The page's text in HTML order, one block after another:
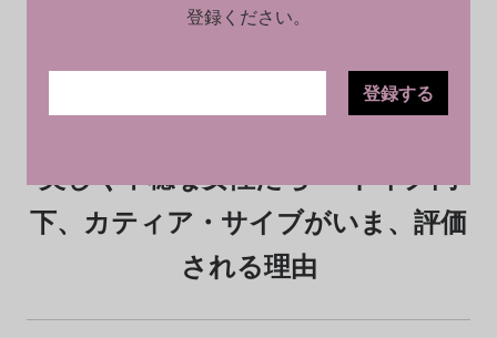
2025.10.30
美しく不穏な女性たち──ドイグ門
下、カティア・サイブがいま、評価
される理由
登録ください。
登録する